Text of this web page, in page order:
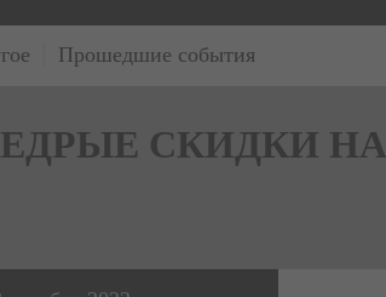
Прошедшие события
СКИДКИ НА